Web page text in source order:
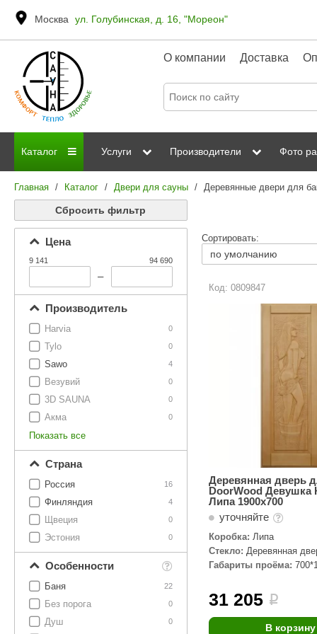
Москва ул. Голубинская, д. 16, "Мореон"
О компании Доставка
Каталог
Дровяные печи
Электрические печи
Камни для печей
Двери для сауны
Аксессуары
Аудио/Акустика
Освещение
Дерево для бани
Плитка из камня
Услуги
Сауны
ИК сауны
Производители
Grandis
Kastor Sawo
Steam and Water
SPA-Технология
Иди в Баню Composit
Spitzner Baneum
Mondex ASTON
Black Banya Баня
TechHolland Helo
IKI Tulikivi
Blumenberg WDT
HygroMatik Schiedel
Kusaterm Craft
Klover Maestro
KERKES
Фото
Главная / Каталог / Двери для сауны / Деревянные двери для
Сбросить фильтр
Цена
9 141
–
94 690
Производитель
0
Harvia
0
Tylo
4
Sawo
0
Везувий
0
3D SAUNA
0
Акма
Показать все
Страна
16
Россия
4
Финляндия
0
Щвеция
0
Эстония
Особенности
22
Баня
0
Без порога
0
Душ
Сортировать:
Код: 0809847
Деревянная дверь
DoorWood Девушка
Липа 1900х700
уточняйте
Коробка: Липа
Стекло: Деревянная
Габариты проёма:
31 205 i
В корзину